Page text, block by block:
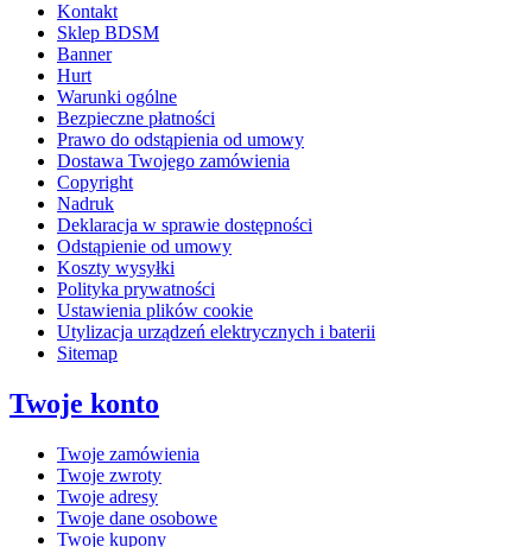
Kontakt
Sklep BDSM
Banner
Hurt
Warunki ogólne
Bezpieczne płatności
Prawo do odstąpienia od umowy
Dostawa Twojego zamówienia
Copyright
Nadruk
Deklaracja w sprawie dostępności
Odstąpienie od umowy
Koszty wysyłki
Polityka prywatności
Ustawienia plików cookie
Utylizacja urządzeń elektrycznych i baterii
Sitemap
Twoje konto
Twoje zamówienia
Twoje zwroty
Twoje adresy
Twoje dane osobowe
Twoje kupony